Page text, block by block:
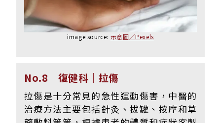
image source: 示意圖／Pexels
No.8 復健科｜拉傷
拉傷是十分常見的急性運動傷害，中醫的
治療方法主要包括針灸、拔罐、按摩和草